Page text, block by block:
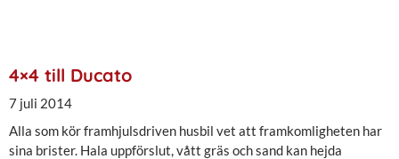
4×4 till Ducato
7 juli 2014
Alla som kör framhjulsdriven husbil vet att framkomligheten har
sina brister. Hala uppförslut, vått gräs och sand kan hejda